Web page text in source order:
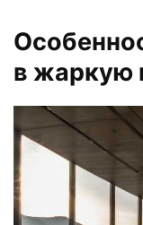
в жаркую